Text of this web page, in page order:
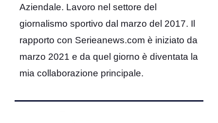
Aziendale. Lavoro nel settore del
giornalismo sportivo dal marzo del 2017. Il
rapporto con Serieanews.com è iniziato da
marzo 2021 e da quel giorno è diventata la
mia collaborazione principale.